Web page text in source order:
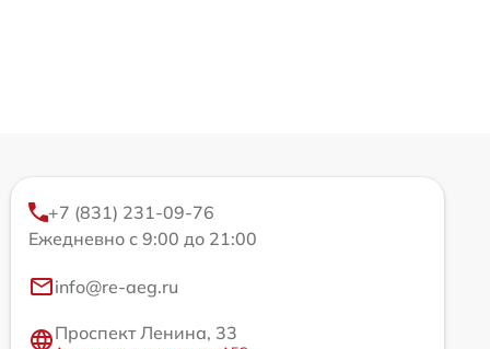
+7 (831) 231-09-76
Ежедневно с 9:00 до 21:00
info@re-aeg.ru
Проспект Ленина, 33